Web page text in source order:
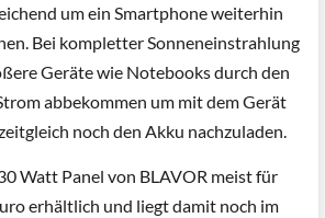
um ein Smartphone weiterhin
Bei kompletter Sonneneinstrahlung
Geräte wie Notebooks durch den
abbekommen um mit dem Gerät
noch den Akku nachzuladen.
Watt Panel von BLAVOR meist für
erhältlich und liegt damit noch im